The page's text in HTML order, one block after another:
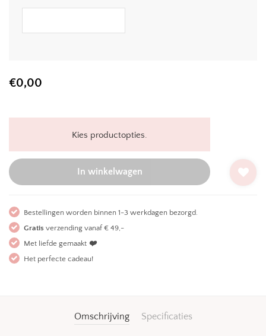
€0,00
Kies productopties.
In winkelwagen
Bestellingen worden binnen 1-3 werkdagen bezorgd.
Gratis verzending vanaf € 49,-
Met liefde gemaakt ❤️
Het perfecte cadeau!
Omschrijving Specificaties